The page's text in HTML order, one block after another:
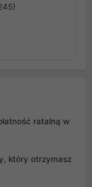
ratalną w
który otrzymasz